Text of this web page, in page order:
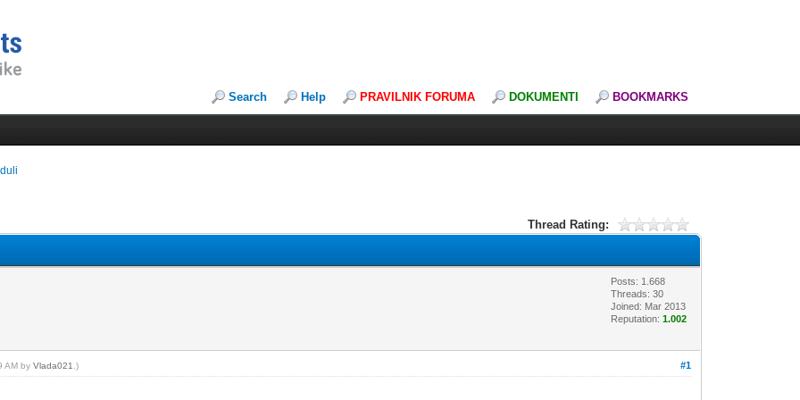
Search Help PRAVILNIK FORUMA DOKUMENTI BOOKMARKS
Thread Rating:
Posts: 1.668
Threads: 30
Joined: Mar 2013
Reputation:1.002
#1
AM byVlada021 .)